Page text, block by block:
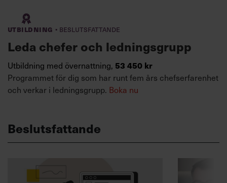
Utbildning · Beslutsfattande
Leda chefer och ledningsgrupp
Utbildning med övernattning, 53 450 kr
Programmet för dig som har runt fem års chefserfarenhet
och verkar i ledningsgrupp. Boka nu
Beslutsfattande